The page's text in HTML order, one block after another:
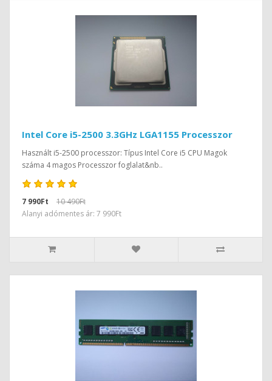
Intel Core i5-2500 3.3GHz LGA1155 Processzor
Használt i5-2500 processzor: Típus Intel Core i5 CPU Magok
száma 4 magos Processzor foglalat&nb..
7 990Ft
10 490Ft
Alanyi adómentes ár: 7 990Ft